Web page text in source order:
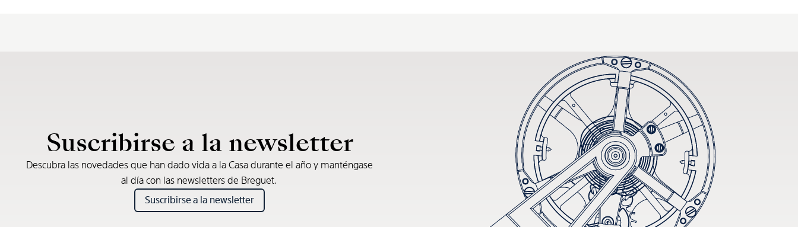
Suscribirse a la newsletter
Descubra las novedades que han dado vida a la Casa durante el año y manténgase
al día con las newsletters de Breguet.
Suscribirse a la newsletter